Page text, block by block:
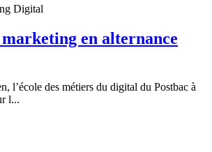
Digital
en alternance
l’école des métiers du digital du Postbac à
l...